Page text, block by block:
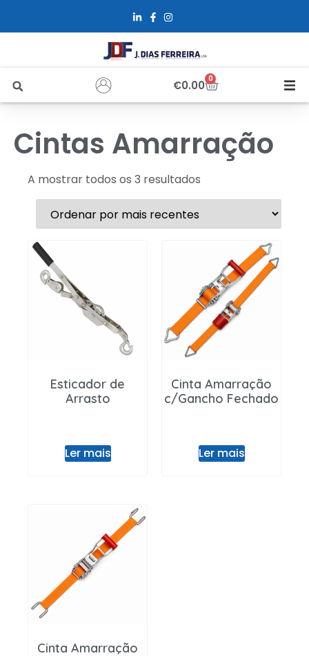
€0.00 0
Sobre Nós
Alfus
Entrar / Registar
Cintas Amarração
A mostrar todos os 3 resultados
Esticador de
Arrasto
Ler mais
Cinta Amarração
c/Gancho Fechado
Ler mais
Cinta Amarração